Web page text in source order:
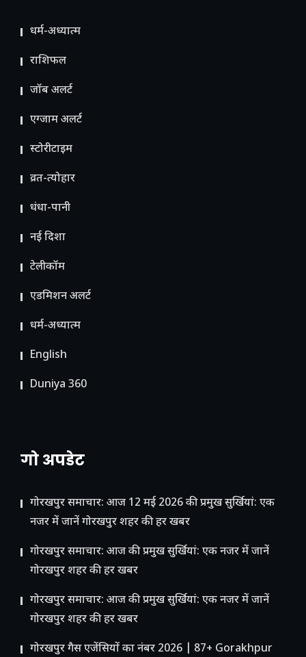
धर्म-अध्यात्म
राशिफल
जॉब अलर्ट
एग्जाम अलर्ट
स्टोरीटाइम
व्रत-त्योहार
धंधा-पानी
नई दिशा
टेलीकॉम
ए​डमिशन अलर्ट
धर्म-अध्यात्म
English
Duniya 360
गो अपडेट
गोरखपुर समाचार: आज 12 मई 2026 की प्रमुख सुर्खियां: एक
नजर में जानें गोरखपुर शहर की हर खबर
गोरखपुर समाचार: आज की प्रमुख सुर्खियां: एक नजर में जानें
गोरखपुर शहर की हर खबर
गोरखपुर समाचार: आज की प्रमुख सुर्खियां: एक नजर में जानें
गोरखपुर शहर की हर खबर
गोरखपुर गैस एजेंसियों का नंबर 2026 | 87+ Gorakhpur